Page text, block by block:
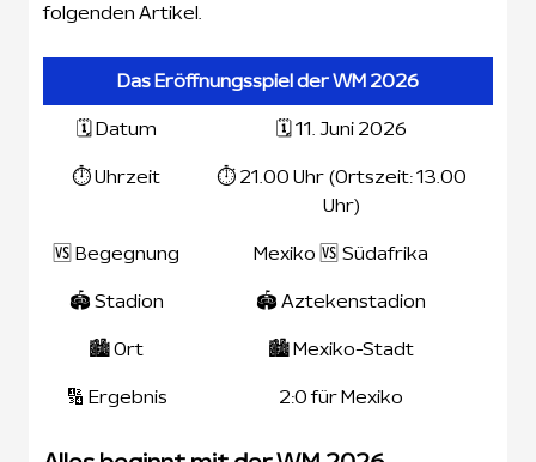
folgenden Artikel.
Das Eröffnungsspiel der WM 2026
Das Eröffnungsspiel der WM 2026
🗓️ Datum 🗓️ 11. Juni 2026
⏱️ Uhrzeit
⏱️ 21.00 Uhr (Ortszeit: 13.00
Uhr)
🆚 Begegnung Mexiko 🆚 Südafrika
🏟️ Stadion 🏟️ Aztekenstadion
🏙️ Ort 🏙️ Mexiko-Stadt
🔢 Ergebnis 2:0 für Mexiko